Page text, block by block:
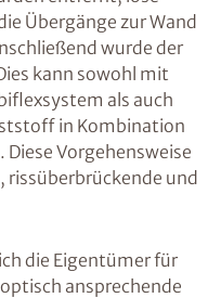
Übergänge zur Wand
wurde der
kann sowohl mit
als auch
in Kombination
Vorgehensweise
rissüberbrückende und
die Eigentümer für
ansprechende